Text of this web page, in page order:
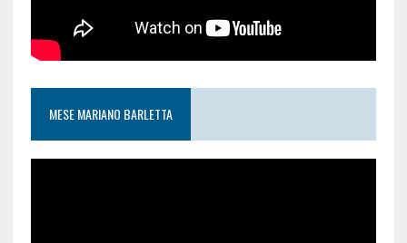
MESE MARIANO BARLETTA